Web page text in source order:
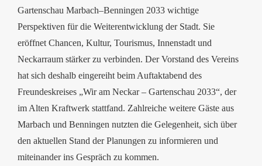
Gartenschau Marbach–Benningen 2033 wichtige
Perspektiven für die Weiterentwicklung der Stadt. Sie
eröffnet Chancen, Kultur, Tourismus, Innenstadt und
Neckarraum stärker zu verbinden. Der Vorstand des Vereins
hat sich deshalb eingereiht beim Auftaktabend des
Freundeskreises „Wir am Neckar – Gartenschau 2033“, der
im Alten Kraftwerk stattfand. Zahlreiche weitere Gäste aus
Marbach und Benningen nutzten die Gelegenheit, sich über
den aktuellen Stand der Planungen zu informieren und
miteinander ins Gespräch zu kommen.